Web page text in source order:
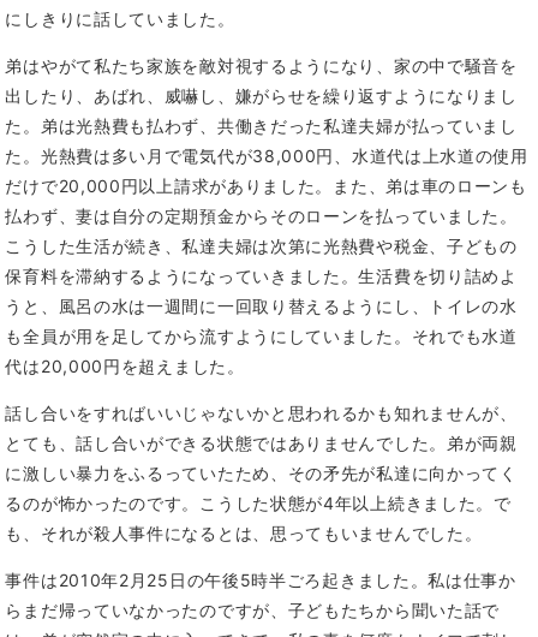
にしきりに話していました。
弟はやがて私たち家族を敵対視するようになり、家の中で騒音を
出したり、あばれ、威嚇し、嫌がらせを繰り返すようになりまし
た。弟は光熱費も払わず、共働きだった私達夫婦が払っていまし
た。光熱費は多い月で電気代が38,000円、水道代は上水道の使用
だけで20,000円以上請求がありました。また、弟は車のローンも
払わず、妻は自分の定期預金からそのローンを払っていました。
こうした生活が続き、私達夫婦は次第に光熱費や税金、子どもの
保育料を滞納するようになっていきました。生活費を切り詰めよ
うと、風呂の水は一週間に一回取り替えるようにし、トイレの水
も全員が用を足してから流すようにしていました。それでも水道
代は20,000円を超えました。
話し合いをすればいいじゃないかと思われるかも知れませんが、
とても、話し合いができる状態ではありませんでした。弟が両親
に激しい暴力をふるっていたため、その矛先が私達に向かってく
るのが怖かったのです。こうした状態が4年以上続きました。で
も、それが殺人事件になるとは、思ってもいませんでした。
事件は2010年2月25日の午後5時半ごろ起きました。私は仕事か
らまだ帰っていなかったのですが、子どもたちから聞いた話で